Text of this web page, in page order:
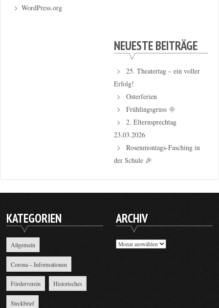
WordPress.org
NEUESTE BEITRÄGE
25. Theatertag – ein voller
Erfolg!
Osterferien
Frühlingsgruss 🌞
2. Elternsprechtag
23.03.2026
Rosenmontags-Fasching in
der Schule 🎉
KATEGORIEN
Allgemein
Corona – Informationen
Förderverein Historisches
Steckbrief
ARCHIV
Archiv